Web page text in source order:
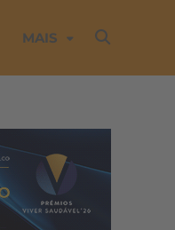
MAIS